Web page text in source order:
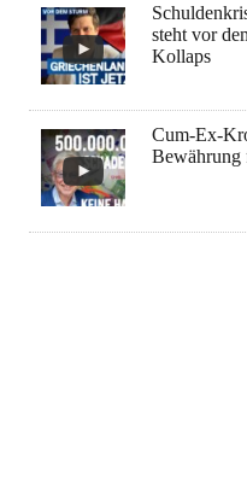
steht vor
Kollaps
Cum-Ex-
Bewährung